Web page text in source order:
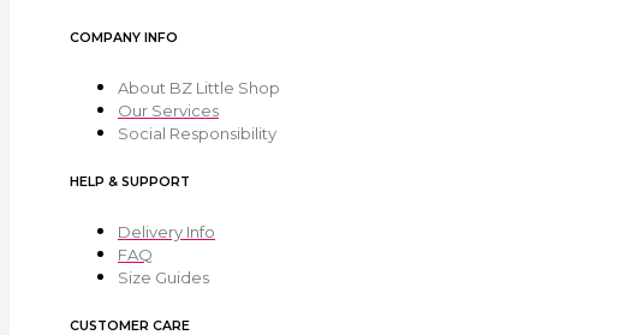
COMPANY INFO
About BZ Little Shop
Our Services
Social Responsibility
HELP & SUPPORT
Delivery Info
FAQ
Size Guides
CUSTOMER CARE